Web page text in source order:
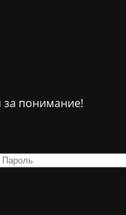
за понимание!